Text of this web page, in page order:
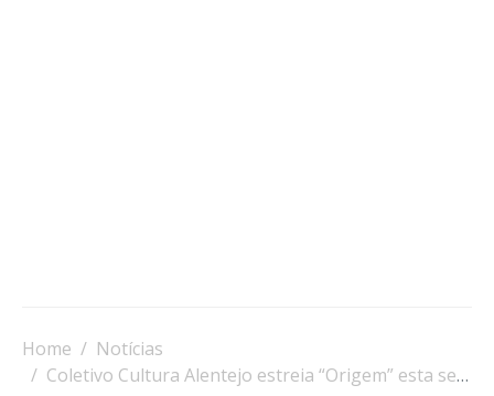
Home
Notícias
Coletivo Cultura Alentejo estreia “Origem” esta sexta-feira em Estremoz